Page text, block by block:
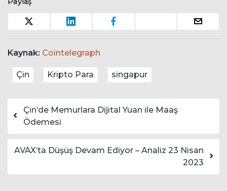
Kaynak: Cointelegraph
Çin Kripto Para singapur
Yazı dolaşımı
Çin’de Memurlara Dijital Yuan ile Maaş
Ödemesi
AVAX’ta Düşüş Devam Ediyor – Analiz 23 Nisan
2023